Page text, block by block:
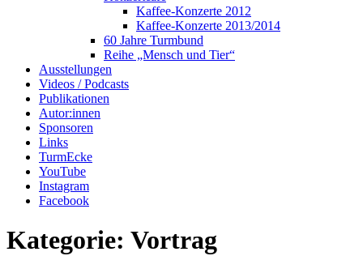
Kaffee-Konzerte 2012
Kaffee-Konzerte 2013/2014
60 Jahre Turmbund
Reihe „Mensch und Tier“
Ausstellungen
Videos / Podcasts
Publikationen
Autor:innen
Sponsoren
Links
TurmEcke
YouTube
Instagram
Facebook
Kategorie: Vortrag